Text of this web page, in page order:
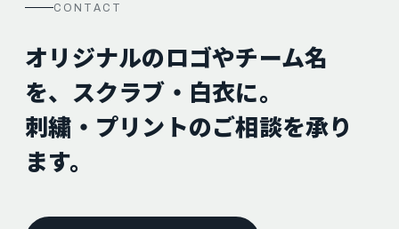
CONTACT
オリジナルのロゴやチーム名
を、スクラブ・白衣に。
刺繍・プリントのご相談を承り
ます。